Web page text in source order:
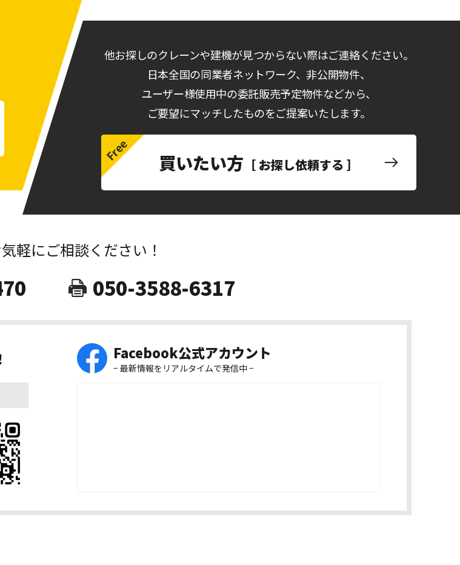
他お探しのクレーンや建機が見つからない際はご連絡ください。
日本全国の同業者ネットワーク、非公開物件、
ユーザー様使用中の委託販売予定物件などから、
ご要望にマッチしたものをご提案いたします。
買いたい方 ［ お探し依頼する ］
軽にご相談ください！
050-3588-6317
Facebook公式アカウント
− 最新情報をリアルタイムで発信中 −